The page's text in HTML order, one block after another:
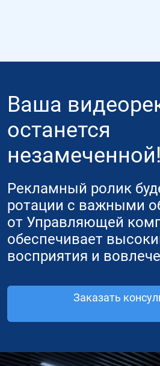
Ваша
останется
незамеченной!
Рекламный ролик
ротации с важными
от Управляющей
обеспечивает
восприятия и
Заказать